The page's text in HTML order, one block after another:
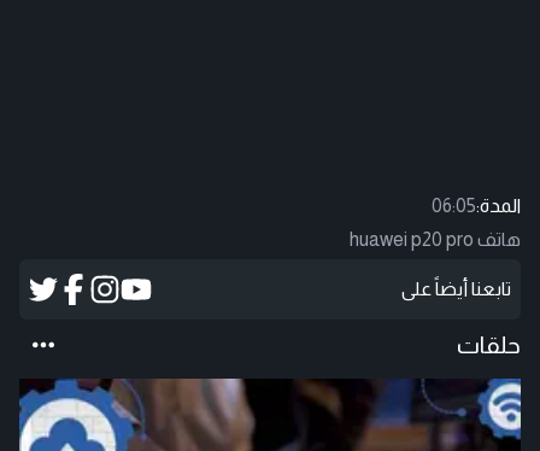
المدة:06:05
هاتف huawei p20 pro
تابعنا أيضاً على
حلقات